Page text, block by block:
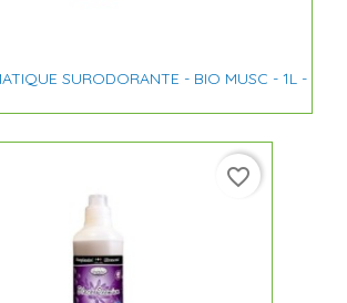
SURODORANTE - BIO MUSC - 1L -
favorite_border